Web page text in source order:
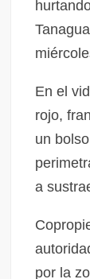
En el
rojo,
un
a
por la